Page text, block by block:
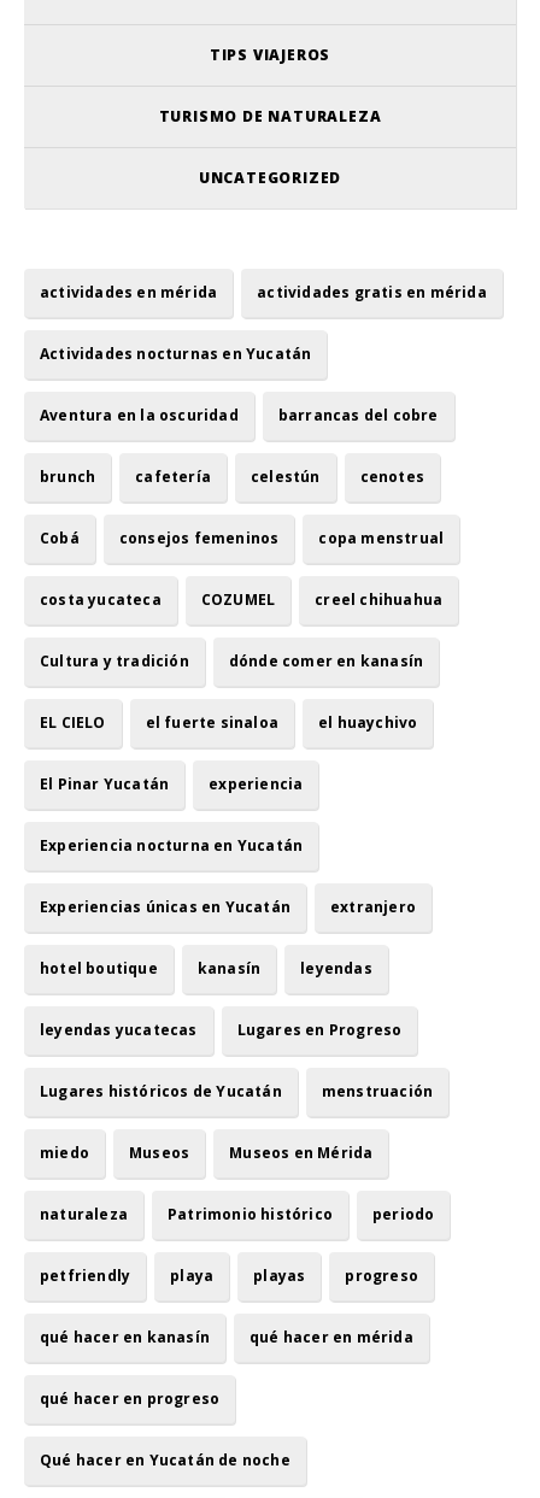
TIPS VIAJEROS
TURISMO DE NATURALEZA
UNCATEGORIZED
actividades en mérida actividades gratis en mérida
Actividades nocturnas en Yucatán
Aventura en la oscuridad barrancas del cobre
brunch cafetería celestún cenotes
Cobá consejos femeninos copa menstrual
costa yucateca COZUMEL creel chihuahua
Cultura y tradición dónde comer en kanasín
EL CIELO el fuerte sinaloa el huaychivo
El Pinar Yucatán experiencia
Experiencia nocturna en Yucatán
Experiencias únicas en Yucatán extranjero
hotel boutique kanasín leyendas
leyendas yucatecas Lugares en Progreso
Lugares históricos de Yucatán menstruación
miedo Museos Museos en Mérida
naturaleza Patrimonio histórico periodo
petfriendly playa playas progreso
qué hacer en kanasín qué hacer en mérida
qué hacer en progreso
Qué hacer en Yucatán de noche